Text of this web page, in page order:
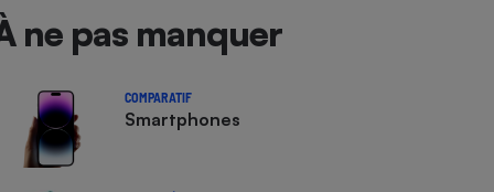
ne pas manquer
COMPARATIF
Smartphones